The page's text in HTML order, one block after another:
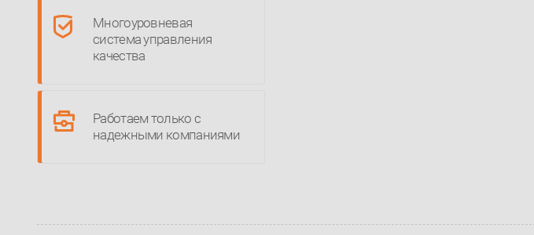
Многоуровневая
система управления
качества
Работаем только с
надежными компаниями